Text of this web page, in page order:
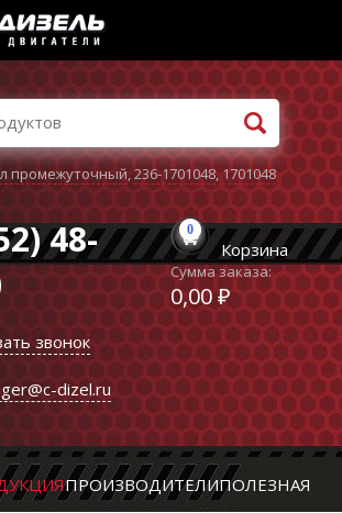
промежуточный,236-1701048,1701048
48-
звонок
dizel.ru
0
Корзина
Сумма заказа:
0,00 ₽
ПРОИЗВОДИТЕЛИПОЛЕЗНАЯ